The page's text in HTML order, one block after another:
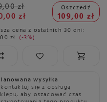
zł
zł
Oszczedź
109,00 zł
cena z ostatnich 30 dni:
zł -3%
wysyłka
się z obsługą
aby oszacować czas